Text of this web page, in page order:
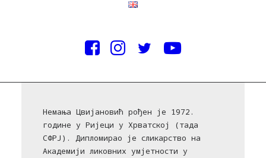
Немања Цвијановић рођен је 1972.
године у Ријеци у Хрватској (тада
СФРЈ). Дипломирао је сликарство на
Академији ликовних умјетности у